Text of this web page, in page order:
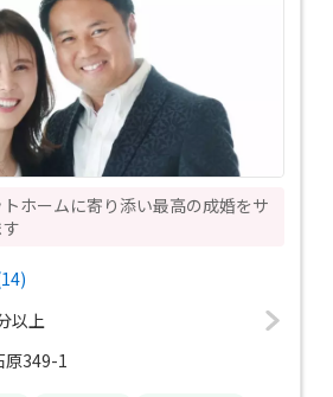
ホームに寄り添い最高の成婚をサ
以上
原349-1